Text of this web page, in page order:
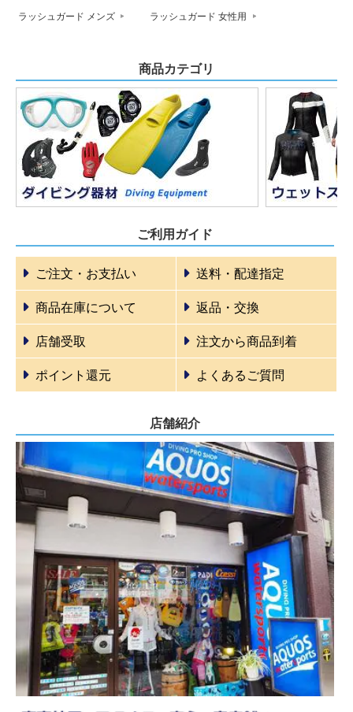
ラッシュガード メンズ ラッシュガード 女性用
商品カテゴリ
ご利用ガイド
ご注文・お支払い 送料・配達指定
商品在庫について 返品・交換
店舗受取 注文から商品到着
ポイント還元 よくあるご質問
店舗紹介